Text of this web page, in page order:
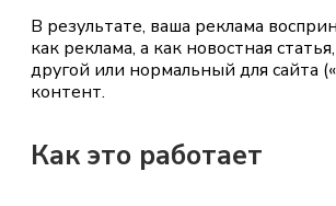
В результате, ваша реклама
как реклама, а как новостная
другой или нормальный для сайта
контент.
Как это работает